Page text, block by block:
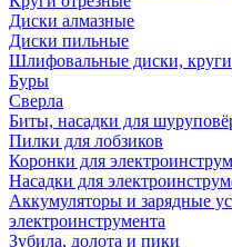
Диски алмазные
Диски пильные
Шлифовальные диски, круги
Буры
Сверла
Биты, насадки для
Пилки для лобзиков
Коронки для
Насадки для
Аккумуляторы и зарядные
электроинструмента
Зубила, долота и пики